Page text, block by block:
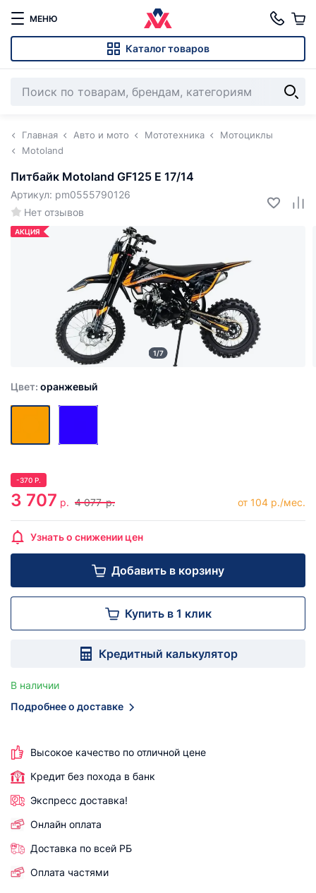
МЕНЮ
Каталог товаров
Главная Авто и мото Мототехника
Мотоциклы
Motoland
Питбайк Motoland GF125 E 17/14
Нет отзывов
Артикул: pm0555790126
АКЦИЯ
1/7
Цвет: оранжевый
-370 Р.
3 707 р. 4 077 р. от 104 р./мес.
Узнать о снижении цен
Добавить в корзину
Купить в 1 клик
Кредитный калькулятор
В наличии
Подробнее о доставке
Высокое качество по отличной цене
Кредит без похода в банк
Экспресс доставка!
Онлайн оплата
Доставка по всей РБ
Оплата частями